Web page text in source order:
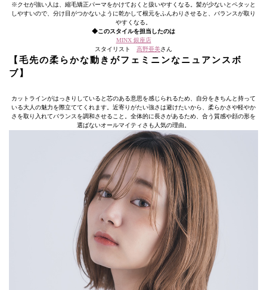
※クセが強い人は、縮毛矯正パーマをかけておくと扱いやすくなる。髪が少ないとペタッと
しやすいので、分け目がつかないように乾かして根元をふんわりさせると、バランスが取り
やすくなる。
◆このスタイルを担当したのは
MINX 銀座店
スタイリスト 高野亜美さん
【毛先の柔らかな動きがフェミニンなニュアンスボ
ブ】
カットラインがはっきりしていると芯のある意思を感じられるため、自分をきちんと持って
いる大人の魅力を際立ててくれます。近寄りがたい強さは避けたいから、柔らかさや軽やか
さを取り入れてバランスを調和させること。全体的に長さがあるため、合う質感や顔の形を
選ばないオールマイティさも人気の理由。